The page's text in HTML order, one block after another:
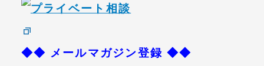
◆◆ メールマガジン登録 ◆◆